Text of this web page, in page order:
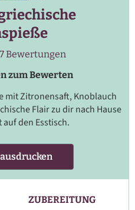
Bewertungen
zum Bewerten
mit Zitronensaft, Knoblauch
Flair zu dir nach Hause
den Esstisch.
ZUBEREITUNG